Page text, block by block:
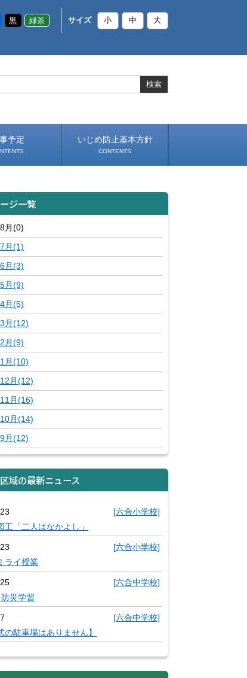
黒 緑茶 サイズ 小 中 大
予定 いじめ防止基本方針
CONTENTS
ジ一覧
月(0)
月(1)
月(3)
月(9)
月(5)
月(12)
月(9)
月(10)
月(12)
月(16)
月(14)
月(12)
域の最新ニュース
[六合小学校]
工「二人はなかよし」
[六合小学校]
ライ授業
[六合中学校]
災学習
[六合中学校]
の駐車場はありません】